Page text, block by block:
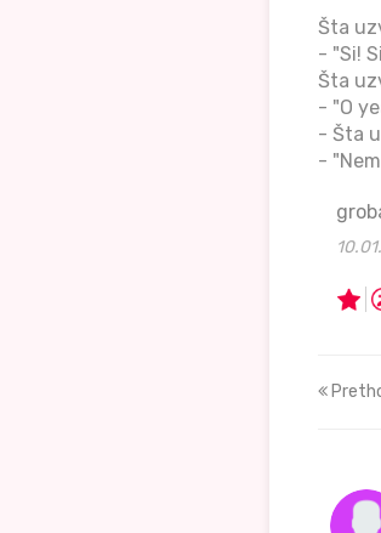
Šta
- "Si!
Šta
- "O
- Šta
-